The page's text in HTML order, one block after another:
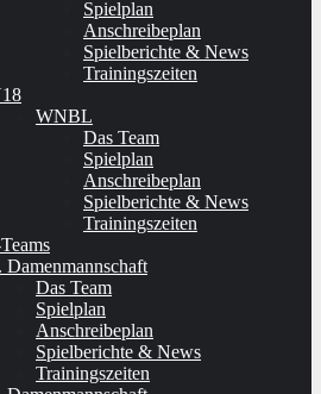
Spielplan
Anschreibeplan
Spielberichte & News
Trainingszeiten
WNBL
Das Team
Spielplan
Anschreibeplan
Spielberichte & News
Trainingszeiten
Damenmannschaft
Das Team
Spielplan
Anschreibeplan
Spielberichte & News
Trainingszeiten